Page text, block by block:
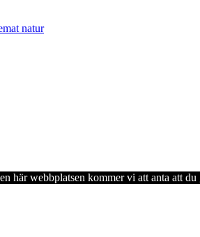
natur
här webbplatsen kommer vi att anta att du